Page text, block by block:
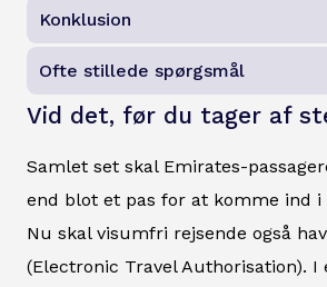
Konklusion
Ofte stillede spørgsmål
Vid det, før du tager af
Samlet set skal Emirates-
end blot et pas for at komme ind i
Nu skal visumfri rejsende også
(Electronic Travel Authorisation). I